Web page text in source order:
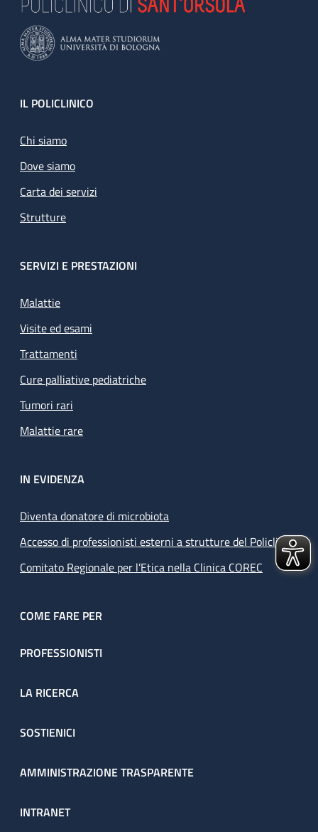
Footer
IL POLICLINICO
Chi siamo
Dove siamo
Carta dei servizi
Strutture
SERVIZI E PRESTAZIONI
Malattie
Visite ed esami
Trattamenti
Cure palliative pediatriche
Tumori rari
Malattie rare
IN EVIDENZA
Diventa donatore di microbiota
Accesso di professionisti esterni a strutture del Policlinico
Comitato Regionale per l’Etica nella Clinica COREC
COME FARE PER
PROFESSIONISTI
LA RICERCA
SOSTIENICI
AMMINISTRAZIONE TRASPARENTE
INTRANET